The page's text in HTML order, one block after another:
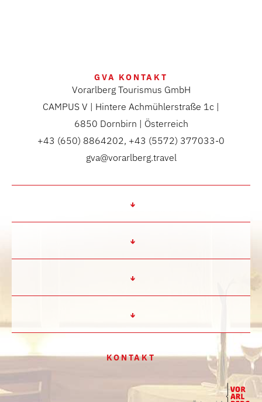
GVA KONTAKT
Vorarlberg Tourismus GmbH
CAMPUS V | Hintere Achmühlerstraße 1c |
6850 Dornbirn | Österreich
+43 (650) 8864202, +43 (5572) 377033-0
gva@vorarlberg.travel
KONTAKT